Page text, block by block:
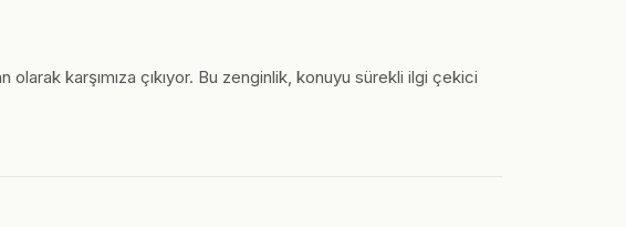
karşımıza çıkıyor. Bu zenginlik, konuyu sürekli ilgi çekici